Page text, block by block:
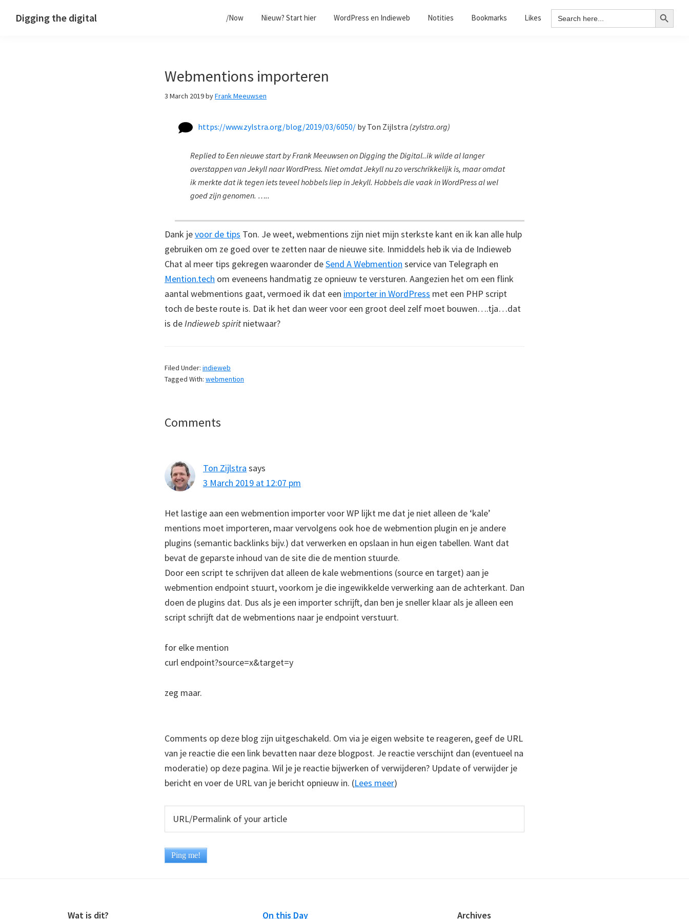
Digging the digital /Now Nieuw? Start hier WordPress en Indieweb Notities Bookmarks Likes Search
for:
Search Button
Webmentions importeren
3 March 2019byFrank Meeuwsen
https://www.zylstra.org/blog/2019/03/6050/ by Ton Zijlstra (zylstra.org)
Replied to Een nieuwe start by Frank Meeuwsen on Digging the Digital..ik wilde al langer
overstappen van Jekyll naar WordPress. Niet omdat Jekyll nu zo verschrikkelijk is, maar omdat
ik merkte dat ik tegen iets teveel hobbels liep in Jekyll. Hobbels die vaak in WordPress al wel
goed zijn genomen. …..
Dank jevoor de tips Ton. Je weet, webmentions zijn niet mijn sterkste kant en ik kan alle hulp
gebruiken om ze goed over te zetten naar de nieuwe site. Inmiddels heb ik via de Indieweb
Chat al meer tips gekregen waaronder deSend A Webmention service van Telegraph en
Mention.tech om eveneens handmatig ze opnieuw te versturen. Aangezien het om een flink
aantal webmentions gaat, vermoed ik dat een importer in WordPress met een PHP script
toch de beste route is. Dat ik het dan weer voor een groot deel zelf moet bouwen….tja…dat
is deIndieweb spirit nietwaar?
Filed Under: indieweb
Tagged With: webmention
Reader
Comments
Ton Zijlstra says
3 March 2019 at 12:07 pm
Het lastige aan een webmention importer voor WP lijkt me dat je niet alleen de ‘kale’
mentions moet importeren, maar vervolgens ook hoe de webmention plugin en je andere
plugins (semantic backlinks bijv.) dat verwerken en opslaan in hun eigen tabellen. Want dat
bevat de geparste inhoud van de site die de mention stuurde.
Door een script te schrijven dat alleen de kale webmentions (source en target) aan je
webmention endpoint stuurt, voorkom je die ingewikkelde verwerking aan de achterkant. Dan
doen de plugins dat. Dus als je een importer schrijft, dan ben je sneller klaar als je alleen een
script schrijft dat de webmentions naar je endpoint verstuurt.
for elke mention
curl endpoint?source=x&target=y
zeg maar.
Comments op deze blog zijn uitgeschakeld. Om via je eigen website te reageren, geef de URL
van je reactie die een link bevatten naar deze blogpost. Je reactie verschijnt dan (eventueel na
moderatie) op deze pagina. Wil je je reactie bijwerken of verwijderen? Update of verwijder je
bericht en voer de URL van je bericht opnieuw in. (Lees meer)
Wat is dit?
On this Day
Archives